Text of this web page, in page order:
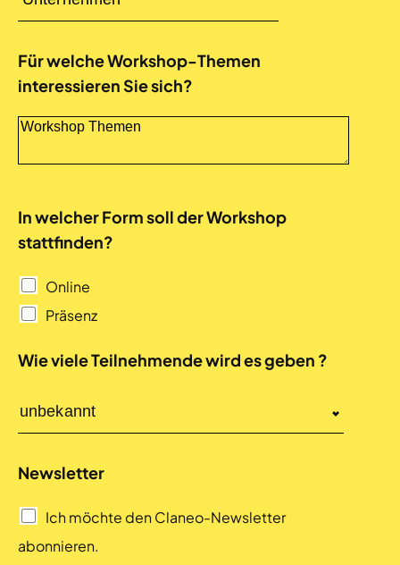
Für welche Workshop-Themen
interessieren Sie sich?
In welcher Form soll der Workshop
stattfinden?
Online
Präsenz
Wie viele Teilnehmende wird es geben ?
Newsletter
Ich möchte den Claneo-Newsletter
abonnieren.